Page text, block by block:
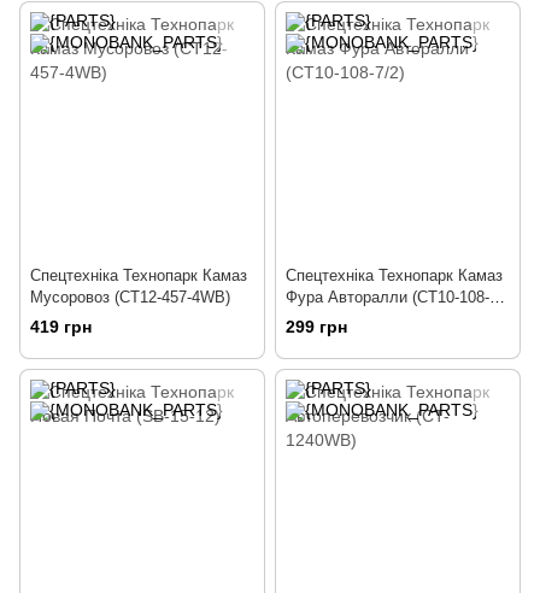
Спецтехніка Технопарк Камаз
Мусоровоз (CT12-457-4WB)
419 грн
Спецтехніка Технопарк Камаз
Фура Авторалли (CT10-108-
7/2)
299 грн